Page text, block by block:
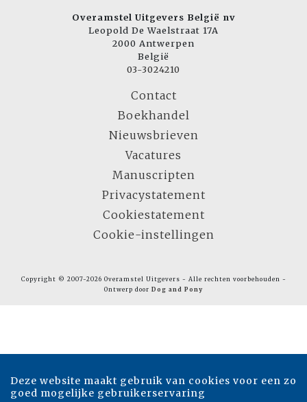
Overamstel Uitgevers België nv
Leopold De Waelstraat 17A
2000 Antwerpen
België
03-3024210
Contact
Boekhandel
Nieuwsbrieven
Vacatures
Manuscripten
Privacystatement
Cookiestatement
Cookie-instellingen
Copyright © 2007-2026 Overamstel Uitgevers - Alle rechten voorbehouden -
Ontwerp door Dog and Pony
Deze website maakt gebruik van cookies voor een zo
goed mogelijke gebruikerservaring